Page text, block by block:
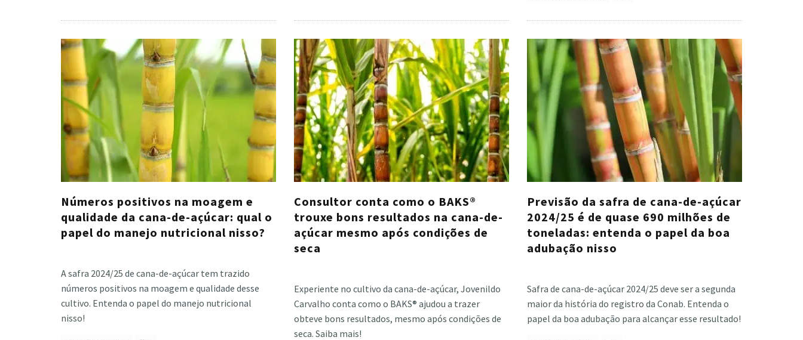
Números positivos na moagem e
qualidade da cana-de-açúcar: qual o
papel do manejo nutricional nisso?
A safra 2024/25 de cana-de-açúcar tem trazido
números positivos na moagem e qualidade desse
cultivo. Entenda o papel do manejo nutricional
nisso!
Consultor conta como o BAKS®
trouxe bons resultados na cana-de-
açúcar mesmo após condições de
seca
Experiente no cultivo da cana-de-açúcar, Jovenildo
Carvalho conta como o BAKS® ajudou a trazer
obteve bons resultados, mesmo após condições de
seca. Saiba mais!
Previsão da safra de cana-de-açúcar
2024/25 é de quase 690 milhões de
toneladas: entenda o papel da boa
adubação nisso
Safra de cana-de-açúcar 2024/25 deve ser a segunda
maior da história do registro da Conab. Entenda o
papel da boa adubação para alcançar esse resultado!